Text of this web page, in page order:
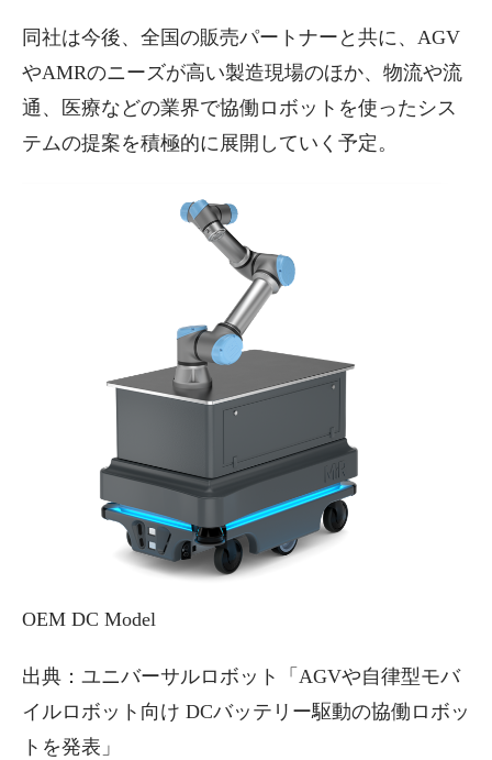
同社は今後、全国の販売パートナーと共に、AGV
やAMRのニーズが高い製造現場のほか、物流や流
通、医療などの業界で協働ロボットを使ったシス
テムの提案を積極的に展開していく予定。
OEM DC Model
出典：ユニバーサルロボット「AGVや自律型モバ
イルロボット向け DCバッテリー駆動の協働ロボッ
トを発表」